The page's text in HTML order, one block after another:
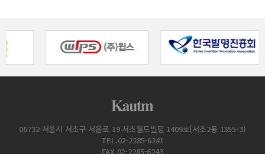
06732 서울시 서초구 서운로 19 서초월드빌딩 1409호(서초2동 1355-3)
TEL.02-2285-6241
FAX.02-2285-6243